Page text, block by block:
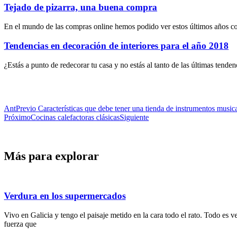
Tejado de pizarra, una buena compra
En el mundo de las compras online hemos podido ver estos últimos años
Tendencias en decoración de interiores para el año 2018
¿Estás a punto de redecorar tu casa y no estás al tanto de las últimas
AntPrevio Características que debe tener una tienda de instrumentos
PróximoCocinas calefactoras clásicasSiguiente
Más para explorar
Verdura en los supermercados
Vivo en Galicia y tengo el paisaje metido en la cara todo el rato. Todo es
fuerza que